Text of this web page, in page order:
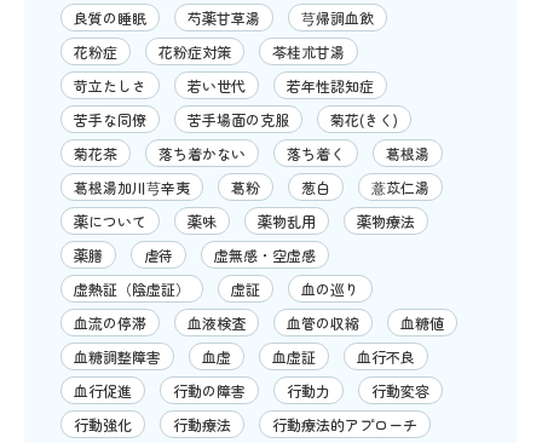
良質の睡眠
芍薬甘草湯
芎帰調血飲
花粉症
花粉症対策
苓桂朮甘湯
苛立たしさ
若い世代
若年性認知症
苦手な同僚
苦手場面の克服
菊花(きく)
菊花茶
落ち着かない 落ち着く
葛根湯
葛根湯加川芎辛夷
葛粉 葱白
薏苡仁湯
薬について
薬味 薬物乱用
薬物療法
薬膳
虐待
虚無感・空虚感
虚熱証（陰虚証）
虚証
血の巡り
血流の停滞
血液検査 血管の収縮
血糖値
血糖調整障害
血虚 血虚証
血行不良
血行促進
行動の障害 行動力
行動変容
行動強化
行動療法
行動療法的アプローチ